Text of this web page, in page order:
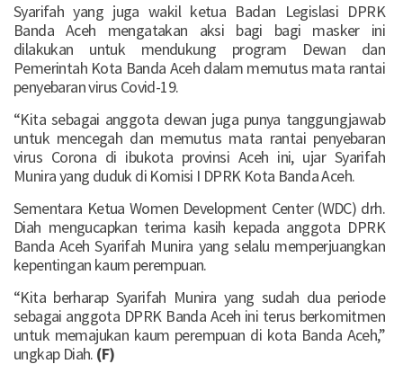
Syarifah yang juga wakil ketua Badan Legislasi DPRK
Banda Aceh mengatakan aksi bagi bagi masker ini
dilakukan untuk mendukung program Dewan dan
Pemerintah Kota Banda Aceh dalam memutus mata rantai
penyebaran virus Covid-19.
“Kita sebagai anggota dewan juga punya tanggungjawab
untuk mencegah dan memutus mata rantai penyebaran
virus Corona di ibukota provinsi Aceh ini, ujar Syarifah
Munira yang duduk di Komisi I DPRK Kota Banda Aceh.
Sementara Ketua Women Development Center (WDC) drh.
Diah mengucapkan terima kasih kepada anggota DPRK
Banda Aceh Syarifah Munira yang selalu memperjuangkan
kepentingan kaum perempuan.
“Kita berharap Syarifah Munira yang sudah dua periode
sebagai anggota DPRK Banda Aceh ini terus berkomitmen
untuk memajukan kaum perempuan di kota Banda Aceh,”
ungkap Diah. (F)